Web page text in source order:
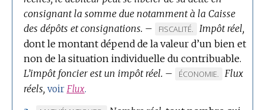
consignant la somme due notamment à la Caisse
des dépôts et consignations. –
MARQUE
DE
DOMAINE
:
FISCALITÉ.
Impôt réel,
dont le montant dépend de la valeur d’un bien et
non de la situation individuelle du contribuable.
L’impôt foncier est un impôt réel. –
MARQUE
ÉCONOMIE.
Flux
réels, voir Flux.